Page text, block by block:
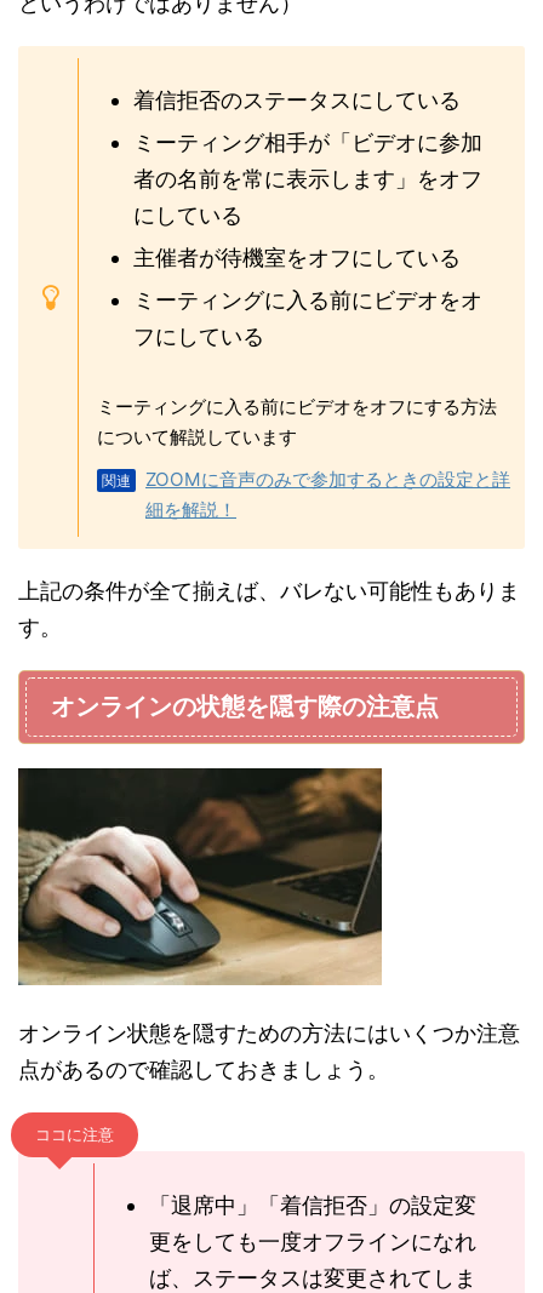
着信拒否のステータスにしている
ミーティング相手が「ビデオに参加
者の名前を常に表示します」をオフ
にしている
主催者が待機室をオフにしている
ミーティングに入る前にビデオをオ
フにしている
ミーティングに入る前にビデオをオフにする方法
について解説しています
ZOOMに音声のみで参加するときの設定と詳
細を解説！
上記の条件が全て揃えば、バレない可能性もありま
す。
オンラインの状態を隠す際の注意点
オンライン状態を隠すための方法にはいくつか注意
点があるので確認しておきましょう。
ココに注意
「退席中」「着信拒否」の設定変
更をしても一度オフラインになれ
ば、ステータスは変更されてしま